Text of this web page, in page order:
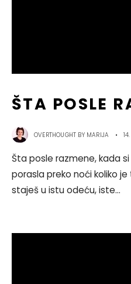
ŠTA POSLE
OVERTHOUGHT BY MARIJA •
Šta posle razmene, kada
porasla preko noći koliko
staješ u istu odeću, iste...